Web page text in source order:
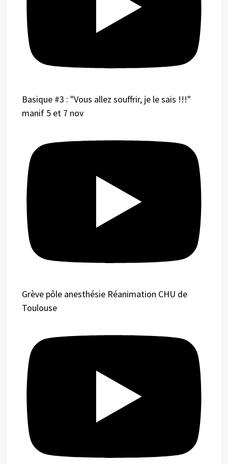
Basique #3 : "Vous allez souffrir, je le sais !!!"
manif 5 et 7 nov
Grève pôle anesthésie Réanimation CHU de
Toulouse